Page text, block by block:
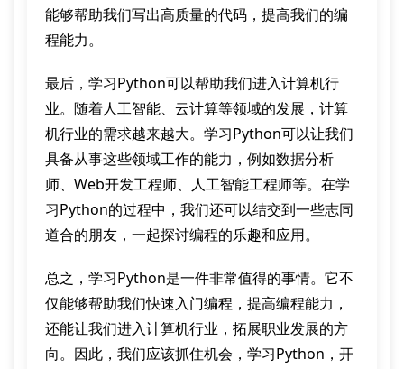
能够帮助我们写出高质量的代码，提高我们的编
程能力。
最后，学习Python可以帮助我们进入计算机行
业。随着人工智能、云计算等领域的发展，计算
机行业的需求越来越大。学习Python可以让我们
具备从事这些领域工作的能力，例如数据分析
师、Web开发工程师、人工智能工程师等。在学
习Python的过程中，我们还可以结交到一些志同
道合的朋友，一起探讨编程的乐趣和应用。
总之，学习Python是一件非常值得的事情。它不
仅能够帮助我们快速入门编程，提高编程能力，
还能让我们进入计算机行业，拓展职业发展的方
向。因此，我们应该抓住机会，学习Python，开